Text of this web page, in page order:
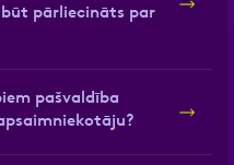
pārliecināts par
pašvaldība